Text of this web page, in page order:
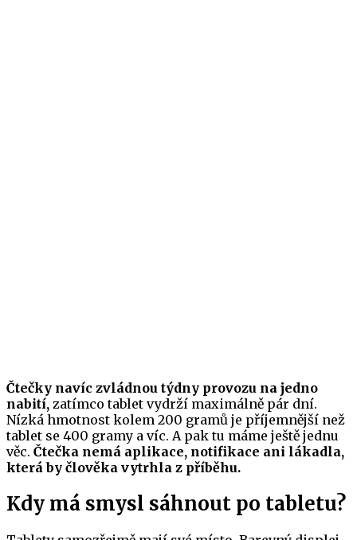
Čtečky navíc zvládnou týdny provozu na jedno
nabití, zatímco tablet vydrží maximálně pár dní.
Nízká hmotnost kolem 200 gramů je příjemnější než
tablet se 400 gramy a víc. A pak tu máme ještě jednu
věc. Čtečka nemá aplikace, notifikace ani lákadla,
která by člověka vytrhla z příběhu.
Kdy má smysl sáhnout po tabletu?